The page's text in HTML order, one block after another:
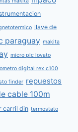
llave de
paraguay makita
micro plc lovato
digital rex c100
finder repuestos
cable 100m
carril din termostato